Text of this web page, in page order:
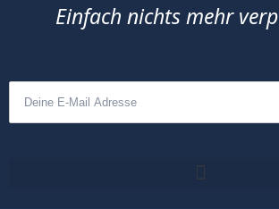
Einfach nichts mehr